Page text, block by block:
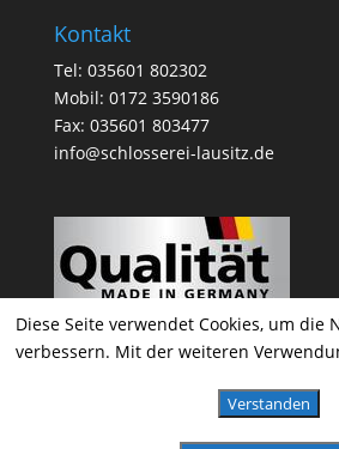
Kontakt
Tel: 035601 802302
Mobil: 0172 3590186
Fax: 035601 803477
info@schlosserei-lausitz.de
Diese Seite verwendet Cookies, um
verbessern. Mit der weiteren
Verstanden